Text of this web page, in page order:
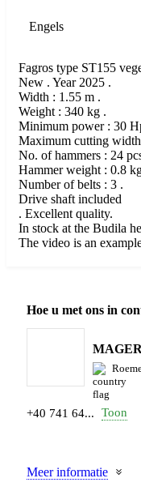
Engels
Fagros type ST155
New . Year 2025 .
Width : 1.55 m .
Weight : 340 kg .
Minimum power : 30
Maximum cutting
No. of hammers : 24
Hammer weight : 0.8
Number of belts : 3 .
Drive shaft included
. Excellent quality.
In stock at the Budila
The video is an
Hoe u met ons in
+40 741 64... Toon
Meer informatie